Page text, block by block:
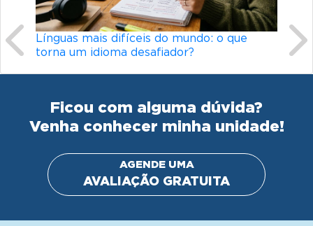
Línguas mais difíceis do mundo: o que
torna um idioma desafiador?
Ficou com alguma dúvida?
Venha conhecer minha unidade!
AGENDE UMA
AVALIAÇÃO GRATUITA